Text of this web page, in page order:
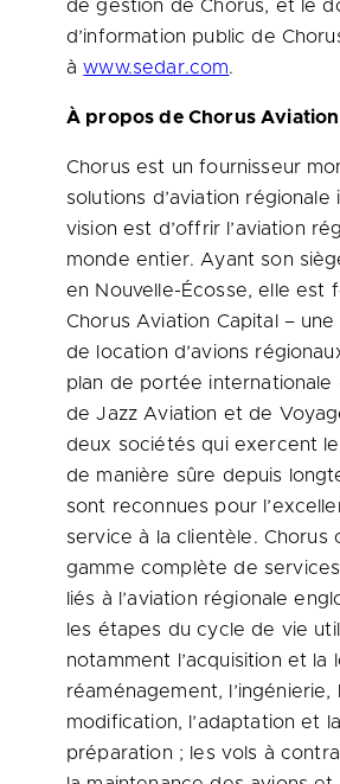
de gestion de Chorus, et le
d’information public de
àwww.sedar.com.
À propos de Chorus
Chorus est un fournisseur
solutions d’aviation régionale
vision est d’offrir l’aviation
monde entier. Ayant son
en Nouvelle-Écosse, elle est
Chorus Aviation Capital –
de location d’avions
plan de portée internationale
de Jazz Aviation et de
deux sociétés qui exercent
de manière sûre depuis
sont reconnues pour
service à la clientèle. Chorus
gamme complète de
liés à l’aviation régionale
les étapes du cycle de vie
notamment l’acquisition et la
réaménagement, l’ingénierie,
modification, l’adaptation et la
préparation ; les vols à